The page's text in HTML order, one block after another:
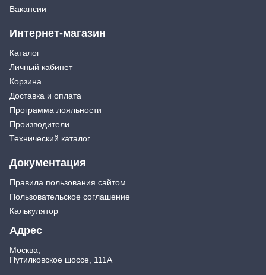
Вакансии
Интернет-магазин
Каталог
Личный кабинет
Корзина
Доставка и оплата
Программа лояльности
Производители
Технический каталог
Документация
Правила пользования сайтом
Пользовательское соглашение
Калькулятор
Адрес
Москва,
Путилковское шоссе, 111А